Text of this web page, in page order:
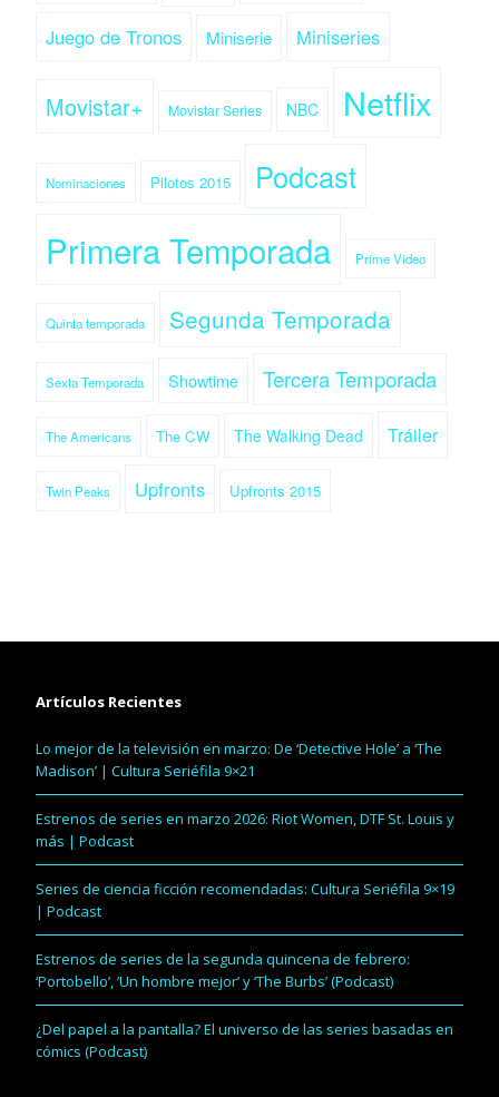
Juego de Tronos Miniserie Miniseries
Movistar+ Movistar Series NBC Netflix
Nominaciones Pilotos 2015 Podcast
Primera Temporada Prime Video
Quinta temporada Segunda Temporada
Sexta Temporada Showtime Tercera Temporada
The Americans The CW The Walking Dead Tráiler
Twin Peaks Upfronts Upfronts 2015
Artículos Recientes
Lo mejor de la televisión en marzo: De ‘Detective Hole’ a ‘The
Madison’ | Cultura Seriéfila 9×21
Estrenos de series en marzo 2026: Riot Women, DTF St. Louis y
más | Podcast
Series de ciencia ficción recomendadas: Cultura Seriéfila 9×19
| Podcast
Estrenos de series de la segunda quincena de febrero:
‘Portobello’, ‘Un hombre mejor’ y ‘The Burbs’ (Podcast)
¿Del papel a la pantalla? El universo de las series basadas en
cómics (Podcast)